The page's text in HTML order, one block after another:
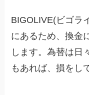
BIGOLIVE(ビゴラ
にあるため、換金
します。為替は日
もあれば、損をし